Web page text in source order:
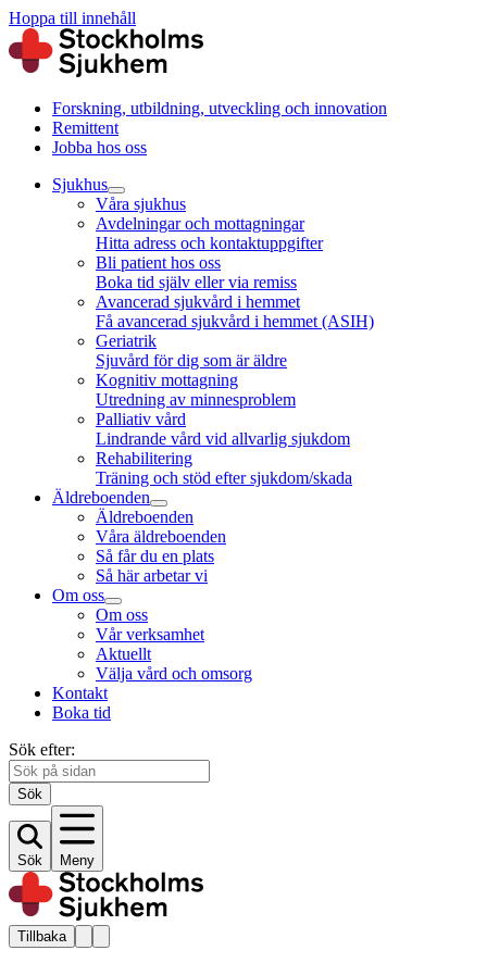
Hoppa till innehåll
Forskning, utbildning, utveckling och innovation
Remittent
Jobba hos oss
Sjukhus
Våra sjukhus
Avdelningar och mottagningar
Hitta adress och kontaktuppgifter
Bli patient hos oss
Boka tid själv eller via remiss
Avancerad sjukvård i hemmet
Få avancerad sjukvård i hemmet (ASIH)
Geriatrik
Sjuvård för dig som är äldre
Kognitiv mottagning
Utredning av minnesproblem
Palliativ vård
Lindrande vård vid allvarlig sjukdom
Rehabilitering
Träning och stöd efter sjukdom/skada
Äldreboenden
Äldreboenden
Våra äldreboenden
Så får du en plats
Så här arbetar vi
Om oss
Om oss
Vår verksamhet
Aktuellt
Välja vård och omsorg
Kontakt
Boka tid
Sök efter:
Sök
Sök Meny
Tillbaka